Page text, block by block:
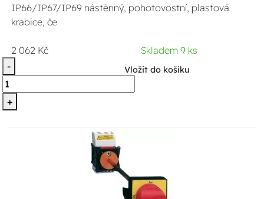
IP66/IP67/IP69 nástěnný, pohotovostní, plastová
krabice, če
2 062 Kč
Skladem 9 ks
-
+
Vložit do košíku